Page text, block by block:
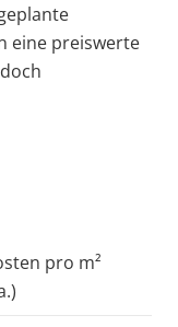
eine preiswerte
pro m²